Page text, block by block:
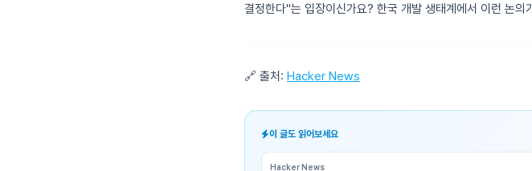
결정한다"는 입장이신가요? 한국 개발 생태계에서 이런 논의
🔗 출처: Hacker News
이 글도 읽어보세요
Hacker News